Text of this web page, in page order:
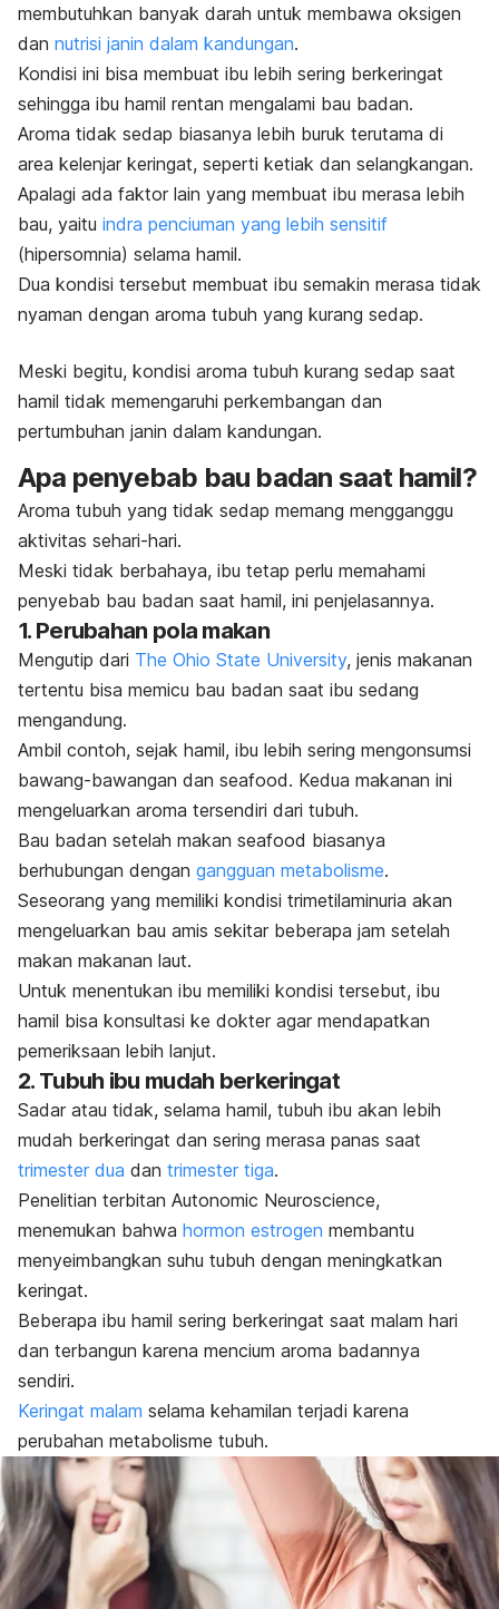
membutuhkan banyak darah untuk membawa oksigen
dan nutrisi janin dalam kandungan.
Kondisi ini bisa membuat ibu lebih sering berkeringat
sehingga ibu hamil rentan mengalami bau badan.
Aroma tidak sedap biasanya lebih buruk terutama di
area kelenjar keringat, seperti ketiak dan selangkangan.
Apalagi ada faktor lain yang membuat ibu merasa lebih
bau, yaitu indra penciuman yang lebih sensitif
(hipersomnia) selama hamil.
Dua kondisi tersebut membuat ibu semakin merasa tidak
nyaman dengan aroma tubuh yang kurang sedap.
Meski begitu, kondisi aroma tubuh kurang sedap saat
hamil tidak memengaruhi perkembangan dan
pertumbuhan janin dalam kandungan.
Apa penyebab bau badan saat hamil?
Aroma tubuh yang tidak sedap memang mengganggu
aktivitas sehari-hari.
Meski tidak berbahaya, ibu tetap perlu memahami
penyebab bau badan saat hamil, ini penjelasannya.
1. Perubahan pola makan
Mengutip dari The Ohio State University, jenis makanan
tertentu bisa memicu bau badan saat ibu sedang
mengandung.
Ambil contoh, sejak hamil, ibu lebih sering mengonsumsi
bawang-bawangan dan seafood. Kedua makanan ini
mengeluarkan aroma tersendiri dari tubuh.
Bau badan setelah makan seafood biasanya
berhubungan dengan gangguan metabolisme.
Seseorang yang memiliki kondisi trimetilaminuria akan
mengeluarkan bau amis sekitar beberapa jam setelah
makan makanan laut.
Untuk menentukan ibu memiliki kondisi tersebut, ibu
hamil bisa konsultasi ke dokter agar mendapatkan
pemeriksaan lebih lanjut.
2. Tubuh ibu mudah berkeringat
Sadar atau tidak, selama hamil, tubuh ibu akan lebih
mudah berkeringat dan sering merasa panas saat
trimester dua dan trimester tiga.
Penelitian terbitan Autonomic Neuroscience,
menemukan bahwa hormon estrogen membantu
menyeimbangkan suhu tubuh dengan meningkatkan
keringat.
Beberapa ibu hamil sering berkeringat saat malam hari
dan terbangun karena mencium aroma badannya
sendiri.
Keringat malam selama kehamilan terjadi karena
perubahan metabolisme tubuh.